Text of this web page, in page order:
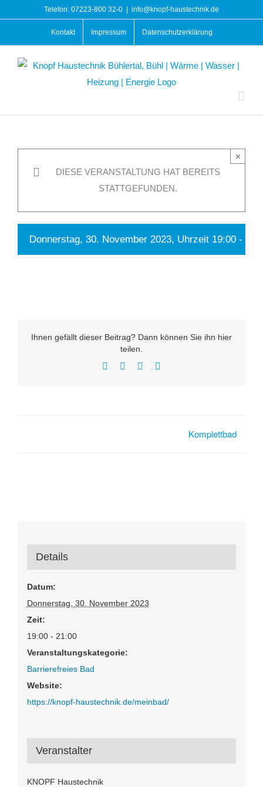
Telefon: 07223-800 32-0 info@knopf-haustechnik.de
Kontakt Impressum Datenschutzerklärung
DIESE VERANSTALTUNG HAT BEREITS
STATTGEFUNDEN.
×
Donnerstag, 30. November 2023, Uhrzeit 19:00 -
Ihnen gefällt dieser Beitrag? Dann können Sie ihn hier
teilen.
FacebookLinkedInPinterest
Komplettbad
Details
Datum:
Donnerstag, 30. November 2023
Zeit:
19:00 - 21:00
Veranstaltungskategorie:
Barrierefreies Bad
Website:
https://knopf-haustechnik.de/meinbad/
Veranstalter
KNOPF Haustechnik